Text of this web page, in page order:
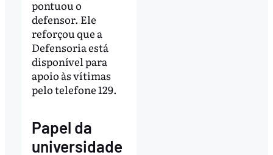
pontuou o
defensor. Ele
reforçou que a
Defensoria está
disponível para
apoio às vítimas
pelo telefone 129.
Papel da
universidade